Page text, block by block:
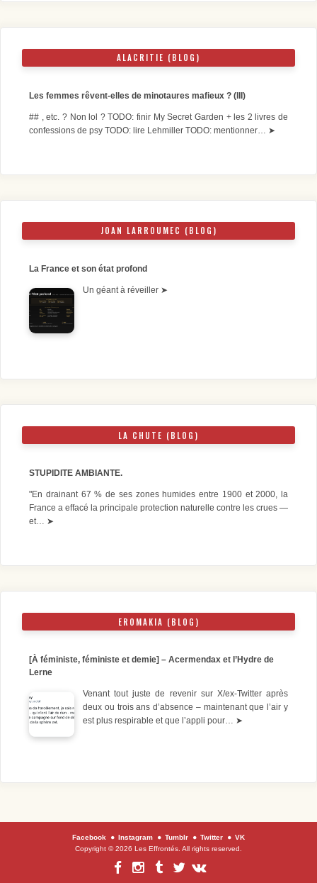
ALACRITIE (BLOG)
Les femmes rêvent-elles de minotaures mafieux ? (III)
## , etc. ? Non lol ? TODO: finir My Secret Garden + les 2 livres de
confessions de psy TODO: lire Lehmiller TODO: mentionner… ➤
JOAN LARROUMEC (BLOG)
La France et son état profond
Un géant à réveiller ➤
LA CHUTE (BLOG)
STUPIDITE AMBIANTE.
"En drainant 67 % de ses zones humides entre 1900 et 2000, la
France a effacé la principale protection naturelle contre les crues —
et… ➤
EROMAKIA (BLOG)
[À féministe, féministe et demie] – Acermendax et l’Hydre de
Lerne
Venant tout juste de revenir sur X/ex-Twitter après
deux ou trois ans d’absence – maintenant que l’air y
est plus respirable et que l’appli pour… ➤
Facebook Instagram Tumblr Twitter
VK
Copyright © 2026 Les Effrontés. All rights reserved.
Facebook
Instagram
Tumblr
Twitter
VK